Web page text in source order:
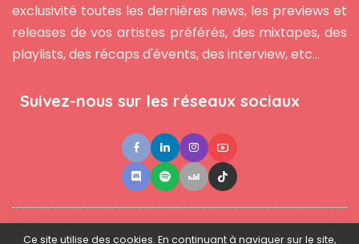
exclusivité toutes les dernières news, les previews et
releases de vos artistes préférés, des mixtapes, des
playlists, des récaps d'évents, des interview, etc...
Suivez-nous sur les réseaux sociaux
Contact ●Newsletter ● L'équipe ● Mentions légales
Ce site utilise des cookies. En continuant à naviguer sur le site,